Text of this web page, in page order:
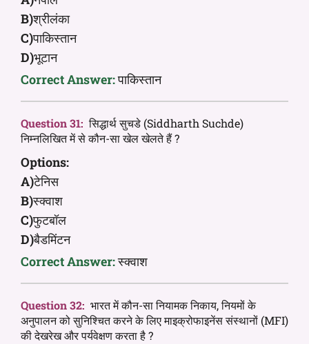
B)श्रीलंका
C)पाकिस्तान
D)भूटान
Correct Answer:पाकिस्तान
Question 31: सिद्धार्थ सुचडे (Siddharth Suchde)
निम्नलिखित में से कौन-सा खेल खेलते हैं ?
Options:
A)टेनिस
B)स्क्वाश
C)फुटबॉल
D)बैडमिंटन
Correct Answer:स्क्वाश
Question 32: भारत में कौन-सा नियामक निकाय, नियमों के
अनुपालन को सुनिश्चित करने के लिए माइक्रोफाइनेंस संस्थानों (MFI)
की देखरेख और पर्यवेक्षण करता है ?